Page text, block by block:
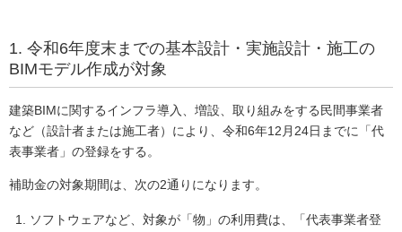
1. 令和6年度末までの基本設計・実施設計・施工の
BIMモデル作成が対象
建築BIMに関するインフラ導入、増設、取り組みをする民間事業者
など（設計者または施工者）により、令和6年12月24日までに「代
表事業者」の登録をする。
補助金の対象期間は、次の2通りになります。
ソフトウェアなど、対象が「物」の利用費は、「代表事業者登